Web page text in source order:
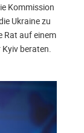
Kommission
Ukraine zu
Rat auf einem
beraten.